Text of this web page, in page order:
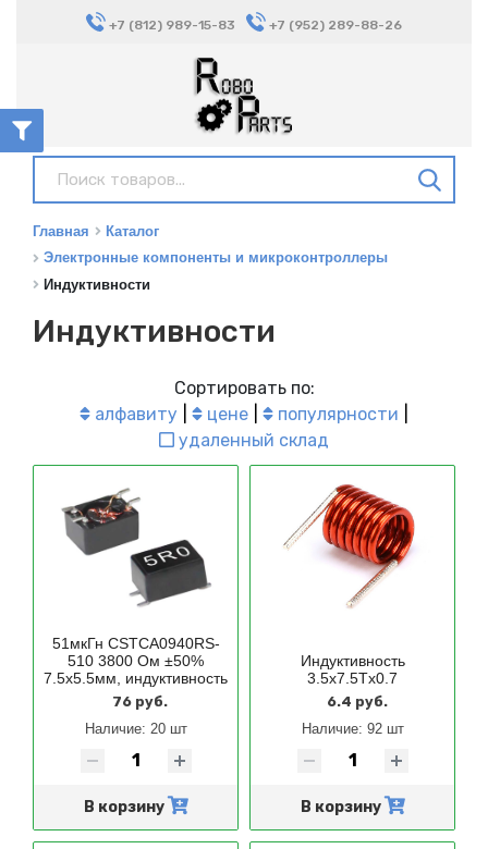
+7 (812) 989-15-83 +7 (952) 289-88-26
Главная
Каталог
Электронные компоненты и микроконтроллеры
Индуктивности
Индуктивности
Сортировать по:
алфавиту
цене
популярности
удаленный склад
51мкГн CSTCA0940RS-
510 3800 Ом ±50%
7.5x5.5мм, индуктивность
76 руб.
Наличие: 20 шт
В корзину
Индуктивность
3.5x7.5Tx0.7
6.4 руб.
Наличие: 92 шт
В корзину